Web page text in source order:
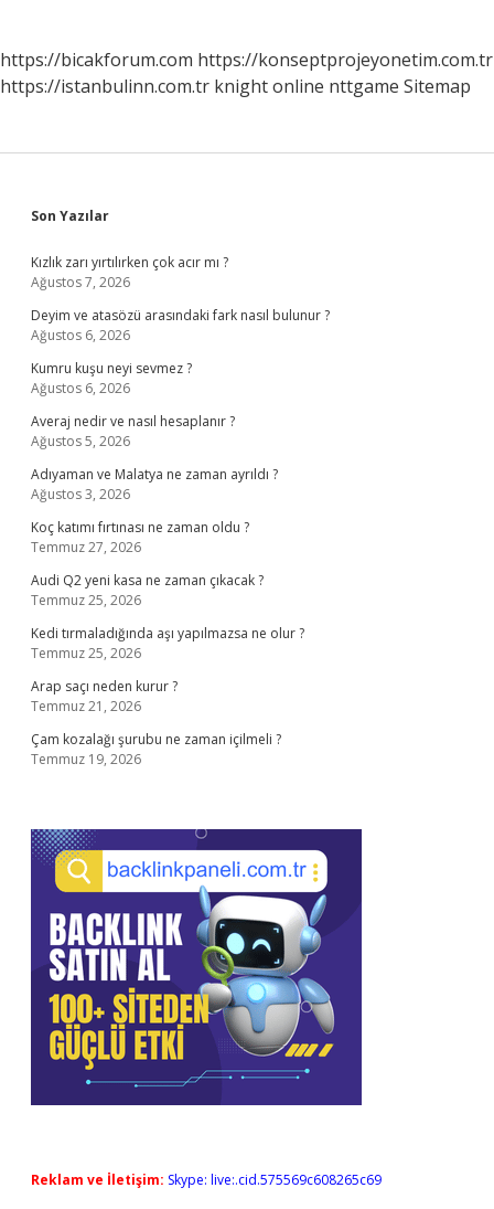
https://bicakforum.com https://konseptprojeyonetim.com.tr
https://istanbulinn.com.tr knight online nttgame Sitemap
Sidebar
Son Yazılar
Kızlık zarı yırtılırken çok acır mı ?
Ağustos 7, 2026
Deyim ve atasözü arasındaki fark nasıl bulunur ?
Ağustos 6, 2026
Kumru kuşu neyi sevmez ?
Ağustos 6, 2026
Averaj nedir ve nasıl hesaplanır ?
Ağustos 5, 2026
Adıyaman ve Malatya ne zaman ayrıldı ?
Ağustos 3, 2026
Koç katımı fırtınası ne zaman oldu ?
Temmuz 27, 2026
Audi Q2 yeni kasa ne zaman çıkacak ?
Temmuz 25, 2026
Kedi tırmaladığında aşı yapılmazsa ne olur ?
Temmuz 25, 2026
Arap saçı neden kurur ?
Temmuz 21, 2026
Çam kozalağı şurubu ne zaman içilmeli ?
Temmuz 19, 2026
Reklam ve İletişim: Skype: live:.cid.575569c608265c69